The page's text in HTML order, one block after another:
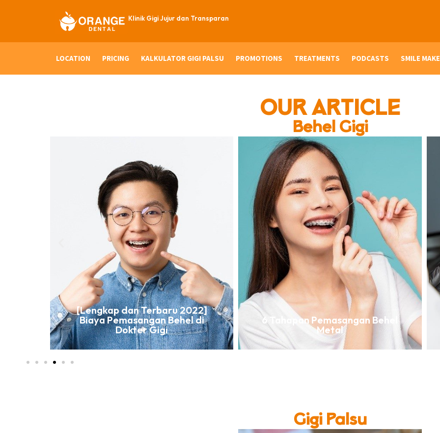
Klinik Gigi Jujur dan Transparan
LOCATION PRICING KALKULATOR GIGI PALSU PROMOTIONS TREATMENTS PODCASTS SMILE
OUR ARTICLE
Behel Gigi
[Lengkap dan Terbaru 2022]
Biaya Pemasangan Behel di
Dokter Gigi
6 Tahapan Pemasangan Behel
Metal
Gigi Palsu